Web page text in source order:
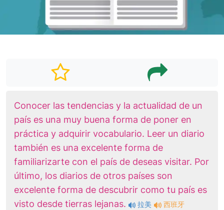
Conocer las tendencias y la actualidad de un
país es una muy buena forma de poner en
práctica y adquirir vocabulario. Leer un diario
también es una excelente forma de
familiarizarte con el país de deseas visitar. Por
último, los diarios de otros países son
excelente forma de descubrir como tu país es
visto desde tierras lejanas.
拉美 西班牙